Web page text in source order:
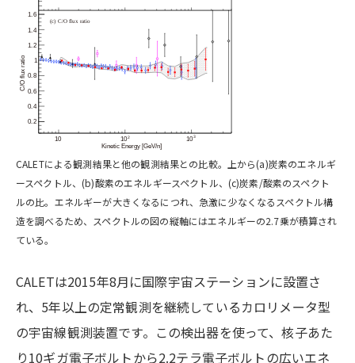
CALETによる観測結果と他の観測結果との比較。上から(a)炭素のエネルギ
ースペクトル、(b)酸素のエネルギースペクトル、(c)炭素/酸素のスペクト
ルの比。エネルギーが大きくなるにつれ、急激に少なくなるスペクトル構
造を調べるため、スペクトルの図の縦軸にはエネルギーの2.7乗が積算され
ている。
CALETは2015年8月に国際宇宙ステーションに設置さ
れ、5年以上の定常観測を継続しているカロリメータ型
の宇宙線観測装置です。この検出器を使って、核子あた
り10ギガ電子ボルトから2.2テラ電子ボルトの広いエネ